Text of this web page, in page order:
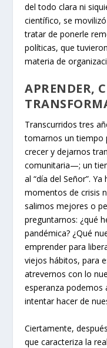
del todo clara ni
científico, se
tratar de ponerle
políticas, que
materia de
APRENDER,
Transcurridos tres
tomarnos un tiempo
crecer y dejarnos
comunitaria—; un
al “día del Señor”.
momentos de crisis
salimos mejores o
preguntarnos: ¿qué
pandémica? ¿Qué
emprender para
viejos hábitos, para
atrevernos con lo
esperanza podemos
intentar hacer de
Ciertamente,
que caracteriza la